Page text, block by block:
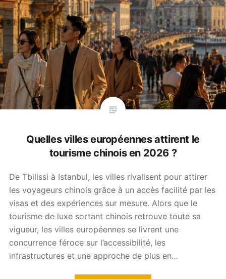
Quelles villes européennes attirent le
tourisme chinois en 2026 ?
De Tbilissi à Istanbul, les villes rivalisent pour attirer
les voyageurs chinois grâce à un accès facilité par les
visas et des expériences sur mesure. Alors que le
tourisme de luxe sortant chinois retrouve toute sa
vigueur, les villes européennes se livrent une
concurrence féroce sur l’accessibilité, les
infrastructures et une approche de plus en…